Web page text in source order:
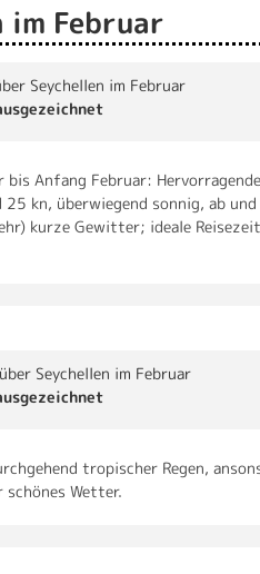
im Februar
Seychellen im Februar
bis Anfang Februar:
25 kn, überwiegend sonnig, ab
kurze Gewitter; ideale
Seychellen im Februar
tropischer Regen,
schönes Wetter.